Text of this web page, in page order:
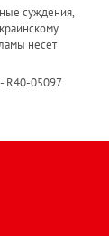
суждения,
несет
R40-05097